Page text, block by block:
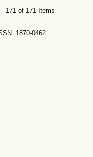
- 171 of 171 Items
1870-0462